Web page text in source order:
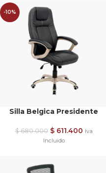
-10%
Silla Belgica Presidente
$680.000 $611.400 Iva
Incluido